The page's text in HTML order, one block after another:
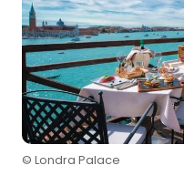
© Londra Palace